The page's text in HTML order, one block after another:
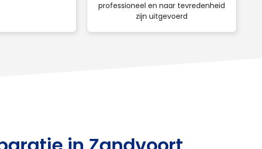
professioneel en naar tevredenheid
zijn uitgevoerd